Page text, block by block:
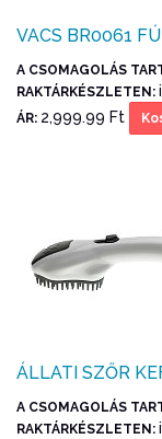
VACS BR0061
A CSOMAGOLÁS
RAKTÁRKÉSZLETEN:
ÁR: 2,999.99 Ft
ÁLLATI SZŐR
A CSOMAGOLÁS
RAKTÁRKÉSZLETEN: